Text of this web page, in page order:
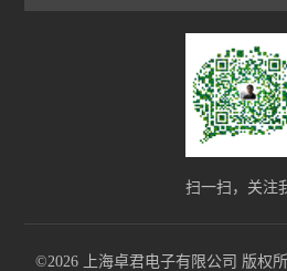
扫一扫，关注
©2026 上海卓君电子有限公司 版权所